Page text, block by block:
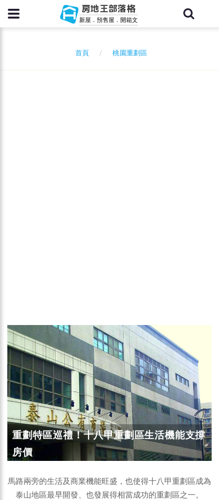
房地王部落格
新屋．預售屋．開箱文
首頁 桃園重劃區
重劃特區巡禮！十八甲重劃區生活機能支撐
房價
馬路兩旁的生活及商業機能旺盛，也使得十八甲重劃區成為
泰山地區最早開發、也發展得相當成功的重劃區之一。